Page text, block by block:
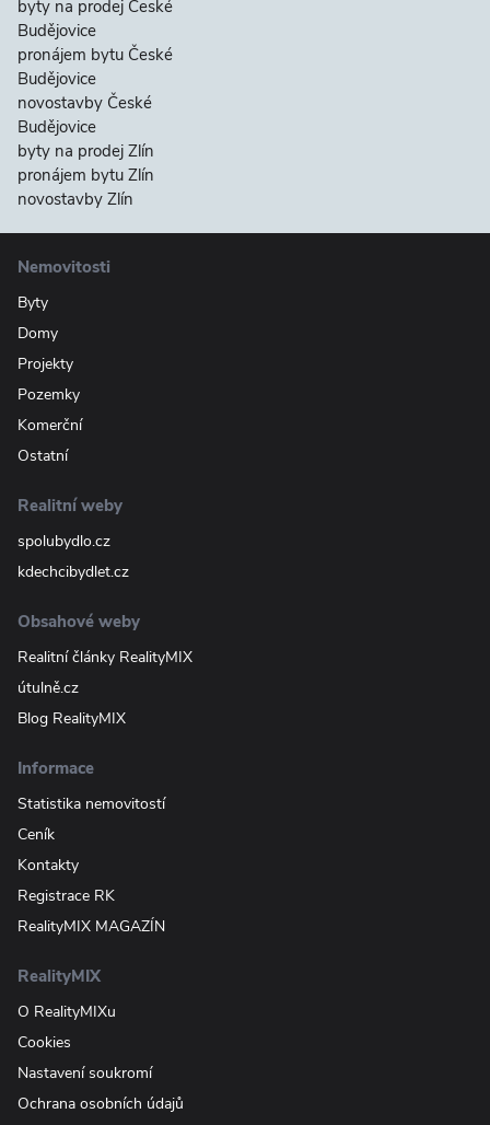
byty na prodej České
Budějovice
pronájem bytu České
Budějovice
novostavby České
Budějovice
byty na prodej Zlín
pronájem bytu Zlín
novostavby Zlín
Nemovitosti
Byty
Domy
Projekty
Pozemky
Komerční
Ostatní
Realitní weby
spolubydlo.cz
kdechcibydlet.cz
Obsahové weby
Realitní články RealityMIX
útulně.cz
Blog RealityMIX
Informace
Statistika nemovitostí
Ceník
Kontakty
Registrace RK
RealityMIX MAGAZÍN
RealityMIX
O RealityMIXu
Cookies
Nastavení soukromí
Ochrana osobních údajů